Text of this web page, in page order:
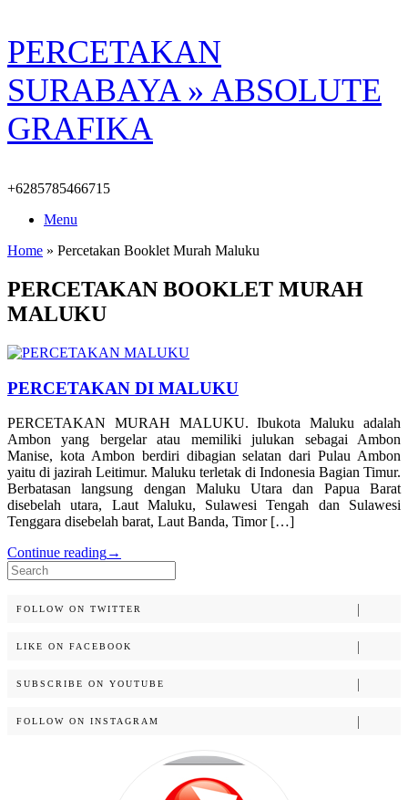
Skip
to
content
PERCETAKAN
SURABAYA » ABSOLUTE
GRAFIKA
+6285785466715
Menu
Home » Percetakan Booklet Murah Maluku
PERCETAKAN BOOKLET MURAH
MALUKU
PERCETAKAN DI MALUKU
PERCETAKAN MURAH MALUKU. Ibukota Maluku adalah
Ambon yang bergelar atau memiliki julukan sebagai Ambon
Manise, kota Ambon berdiri dibagian selatan dari Pulau Ambon
yaitu di jazirah Leitimur. Maluku terletak di Indonesia Bagian Timur.
Berbatasan langsung dengan Maluku Utara dan Papua Barat
disebelah utara, Laut Maluku, Sulawesi Tengah dan Sulawesi
Tenggara disebelah barat, Laut Banda, Timor […]
Continue reading→
Search
for:
FOLLOW ON TWITTER
LIKE ON FACEBOOK
SUBSCRIBE ON YOUTUBE
FOLLOW ON INSTAGRAM